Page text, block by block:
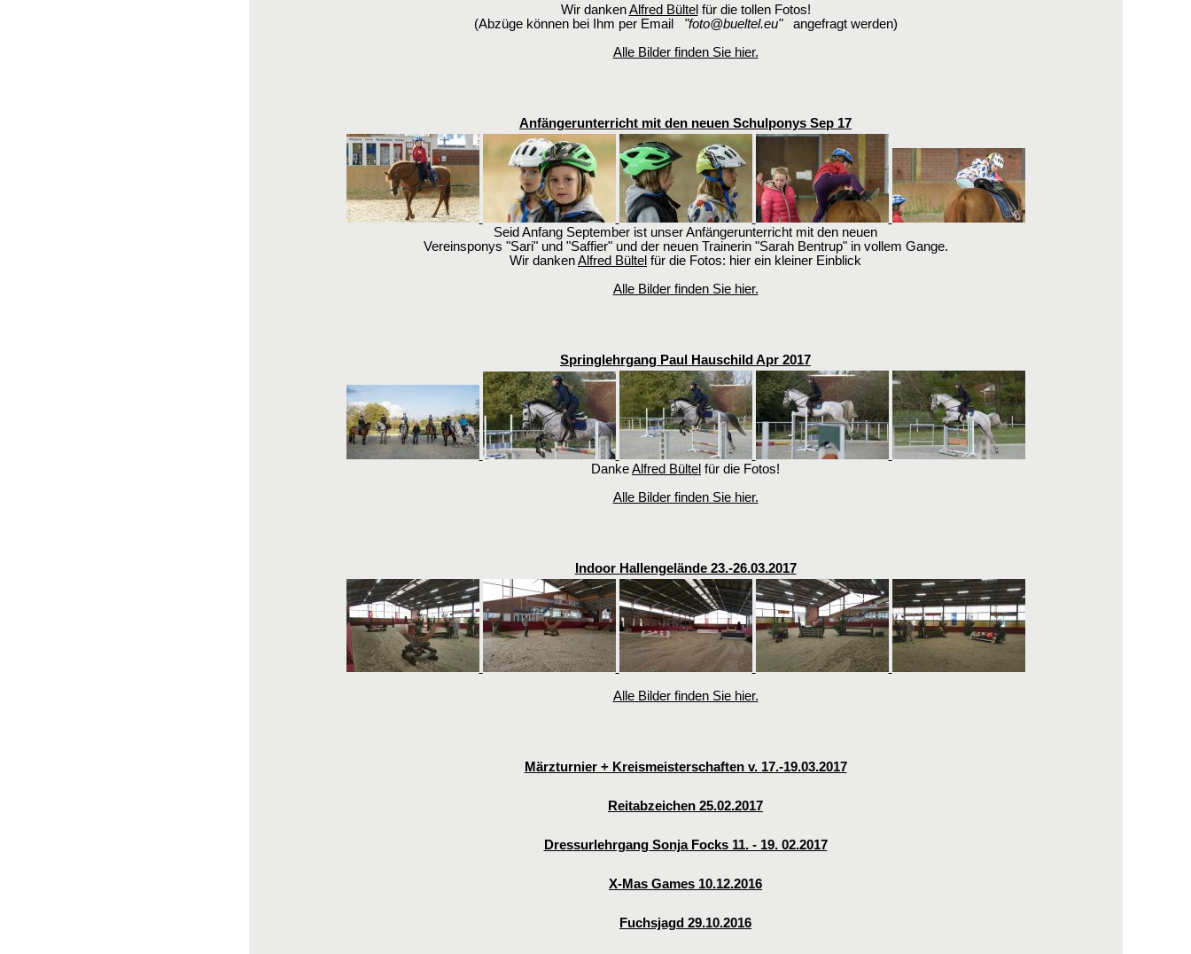
Wir dankenAlfred Bültel für die tollen Fotos!
(Abzüge können bei Ihm per Email "foto@bueltel.eu"angefragt werden)
Alle Bilder finden Sie hier.
Anfängerunterricht mit den neuen Schulponys Sep 17
Seid Anfang September ist unser Anfängerunterricht mit den neuen
Vereinsponys "Sari" und "Saffier" und der neuen Trainerin "Sarah Bentrup" in vollem Gange.
Wir dankenAlfred Bültel für die Fotos: hier ein kleiner Einblick
Alle Bilder finden Sie hier.
Springlehrgang Paul Hauschild Apr 2017
DankeAlfred Bültel für die Fotos!
Alle Bilder finden Sie hier.
Indoor Hallengelände 23.-26.03.2017
Alle Bilder finden Sie hier.
Märzturnier + Kreismeisterschaften v. 17.-19.03.2017
Reitabzeichen 25.02.2017
Dressurlehrgang Sonja Focks 11. - 19. 02.2017
X-Mas Games 10.12.2016
Fuchsjagd 29.10.2016